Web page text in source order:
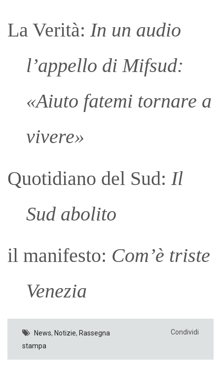
La Verità: In un audio
l’appello di Mifsud:
«Aiuto fatemi tornare a
vivere»
Quotidiano del Sud: Il
Sud abolito
il manifesto: Com’è triste
Venezia
News, Notizie, Rassegna
stampa
Condividi